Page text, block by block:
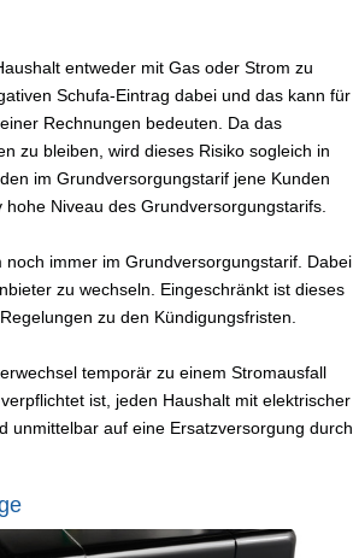
entweder mit Gas oder Strom zu
Schufa-Eintrag dabei und das kann für
Rechnungen bedeuten. Da das
zu bleiben, wird dieses Risiko sogleich in
im Grundversorgungstarif jene Kunden
Niveau des Grundversorgungstarifs.
immer im Grundversorgungstarif. Dabei
zu wechseln. Eingeschränkt ist dieses
zu den Kündigungsfristen.
temporär zu einem Stromausfall
ist, jeden Haushalt mit elektrischer
unmittelbar auf eine Ersatzversorgung durch